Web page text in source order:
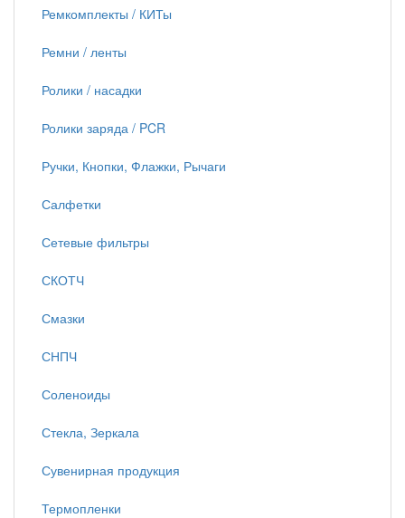
Ремкомплекты / КИТы
Ремни / ленты
Ролики / насадки
Ролики заряда / PCR
Ручки, Кнопки, Флажки, Рычаги
Салфетки
Сетевые фильтры
СКОТЧ
Смазки
СНПЧ
Соленоиды
Стекла, Зеркала
Сувенирная продукция
Термопленки